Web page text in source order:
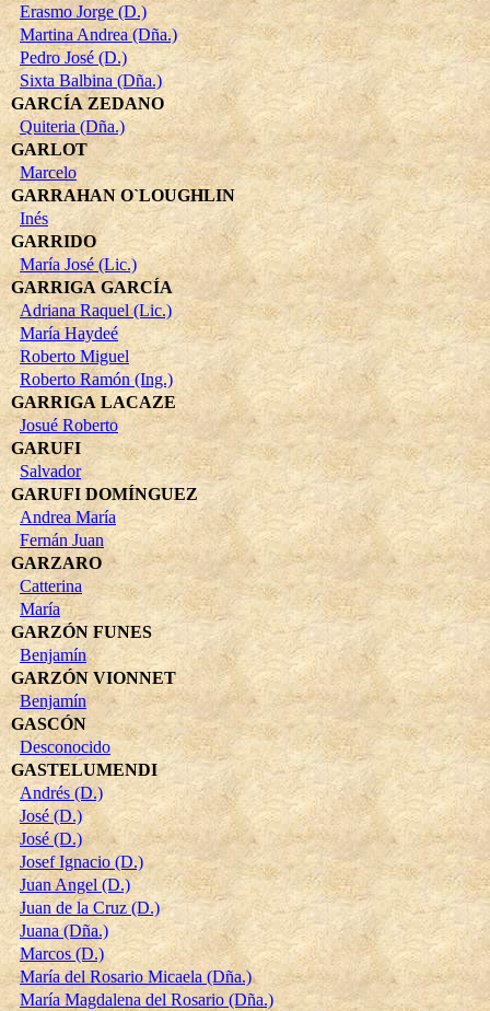
Erasmo Jorge (D.)
Martina Andrea (Dña.)
Pedro José (D.)
Sixta Balbina (Dña.)
GARCÍA ZEDANO
Quiteria (Dña.)
GARLOT
Marcelo
GARRAHAN O`LOUGHLIN
Inés
GARRIDO
María José (Lic.)
GARRIGA GARCÍA
Adriana Raquel (Lic.)
María Haydeé
Roberto Miguel
Roberto Ramón (Ing.)
GARRIGA LACAZE
Josué Roberto
GARUFI
Salvador
GARUFI DOMÍNGUEZ
Andrea María
Fernán Juan
GARZARO
Catterina
María
GARZÓN FUNES
Benjamín
GARZÓN VIONNET
Benjamín
GASCÓN
Desconocido
GASTELUMENDI
Andrés (D.)
José (D.)
José (D.)
Josef Ignacio (D.)
Juan Angel (D.)
Juan de la Cruz (D.)
Juana (Dña.)
Marcos (D.)
María del Rosario Micaela (Dña.)
María Magdalena del Rosario (Dña.)